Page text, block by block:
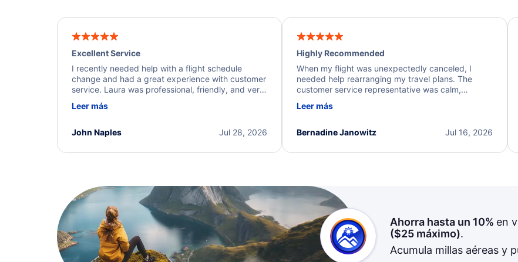
Excellent Service
I recently needed help with a flight schedule
change and had a great experience with customer
service. Laura was professional, friendly, and very
a solution and kept me informed of the next steps.
Leer más
Jul 28, 2026
John Naples
Highly Recommended
When my flight was unexpectedly canceled, I
needed help rearranging my travel plans. The
customer service representative was calm,
process. They quickly found alternative flight
I truly appreciate the excellent support and
Leer más
Jul 16, 2026
Bernadine Janowitz
Ahorra hasta un 10% en
($25máximo).
Acumula millas aéreas y